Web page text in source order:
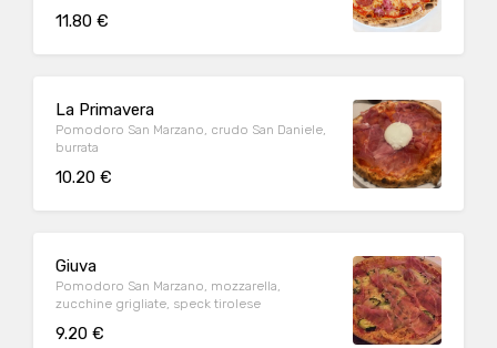
11.80 €
La Primavera
Pomodoro San Marzano, crudo San Daniele,
burrata
10.20 €
Giuva
Pomodoro San Marzano, mozzarella,
zucchine grigliate, speck tirolese
9.20 €